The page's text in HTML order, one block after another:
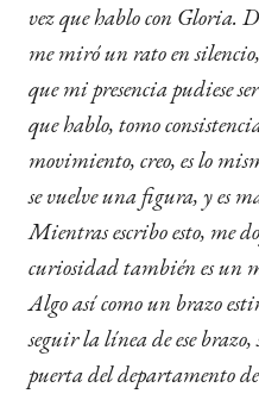
vez que hablo con Gloria.
me miró un rato en
que mi presencia pudiese
que hablo, tomo
movimiento, creo, es lo
se vuelve una figura, y es
Mientras escribo esto, me
curiosidad también es un
Algo así como un brazo
seguir la línea de ese
puerta del departamento